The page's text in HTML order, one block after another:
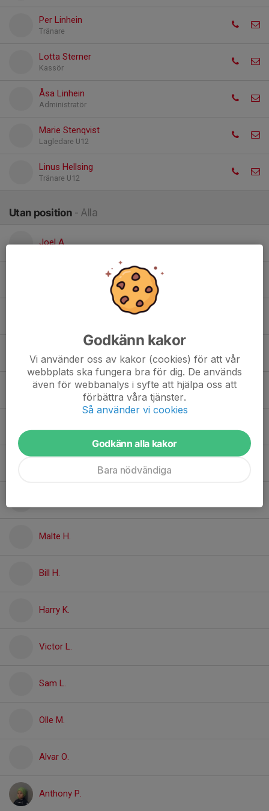
Per Linhein
Tränare
Lotta Sterner
Kassör
Åsa Linhein
Administratör
Marie Stenqvist
Lagledare U12
Linus Hellsing
Tränare U12
Utan position - Alla
Joel A.
Nils F.
Malte H.
Bill H.
Harry K.
Victor L.
Sam L.
Olle M.
Alvar O.
Anthony P.
Godkänn kakor
Vi använder oss av kakor (cookies) för att vår
webbplats ska fungera bra för dig. De används
även för webbanalys i syfte att hjälpa oss att
förbättra våra tjänster.
Så använder vi cookies
Godkänn alla kakor
Bara nödvändiga